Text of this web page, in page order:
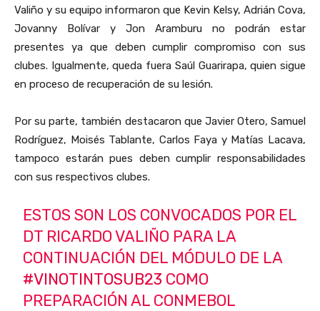
Valiño y su equipo informaron que Kevin Kelsy, Adrián Cova,
Jovanny Bolívar y Jon Aramburu no podrán estar
presentes ya que deben cumplir compromiso con sus
clubes. Igualmente, queda fuera Saúl Guarirapa, quien sigue
en proceso de recuperación de su lesión.
Por su parte, también destacaron que Javier Otero, Samuel
Rodríguez, Moisés Tablante, Carlos Faya y Matías Lacava,
tampoco estarán pues deben cumplir responsabilidades
con sus respectivos clubes.
ESTOS SON LOS CONVOCADOS POR EL
DT RICARDO VALIÑO PARA LA
CONTINUACIÓN DEL MÓDULO DE LA
#VINOTINTOSUB23 COMO
PREPARACIÓN AL CONMEBOL